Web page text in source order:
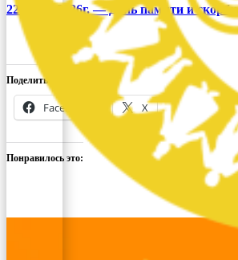
22 июня 2026г. — День памяти и скорби
Поделиться ссылкой:
Facebook X
Понравилось это: